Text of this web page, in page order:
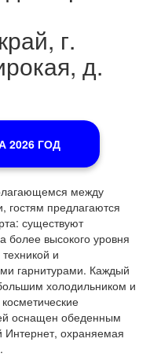
г.
д.
2026 ГОД
между
предлагаются
существуют
более высокого уровня
и
гарнитурами. Каждый
холодильником и
оснащен обеденным
Интернет, охраняемая